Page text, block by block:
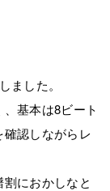
ました。
基本は8ビート
認しながらレ
におかしなと